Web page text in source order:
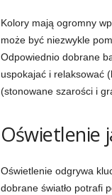
Kolory mają ogromny
może być niezwykle
Odpowiednio dobrane
uspokajać i relaksować
(stonowane szarości i
Oświetlenie
Oświetlenie odgrywa
dobrane światło potrafi